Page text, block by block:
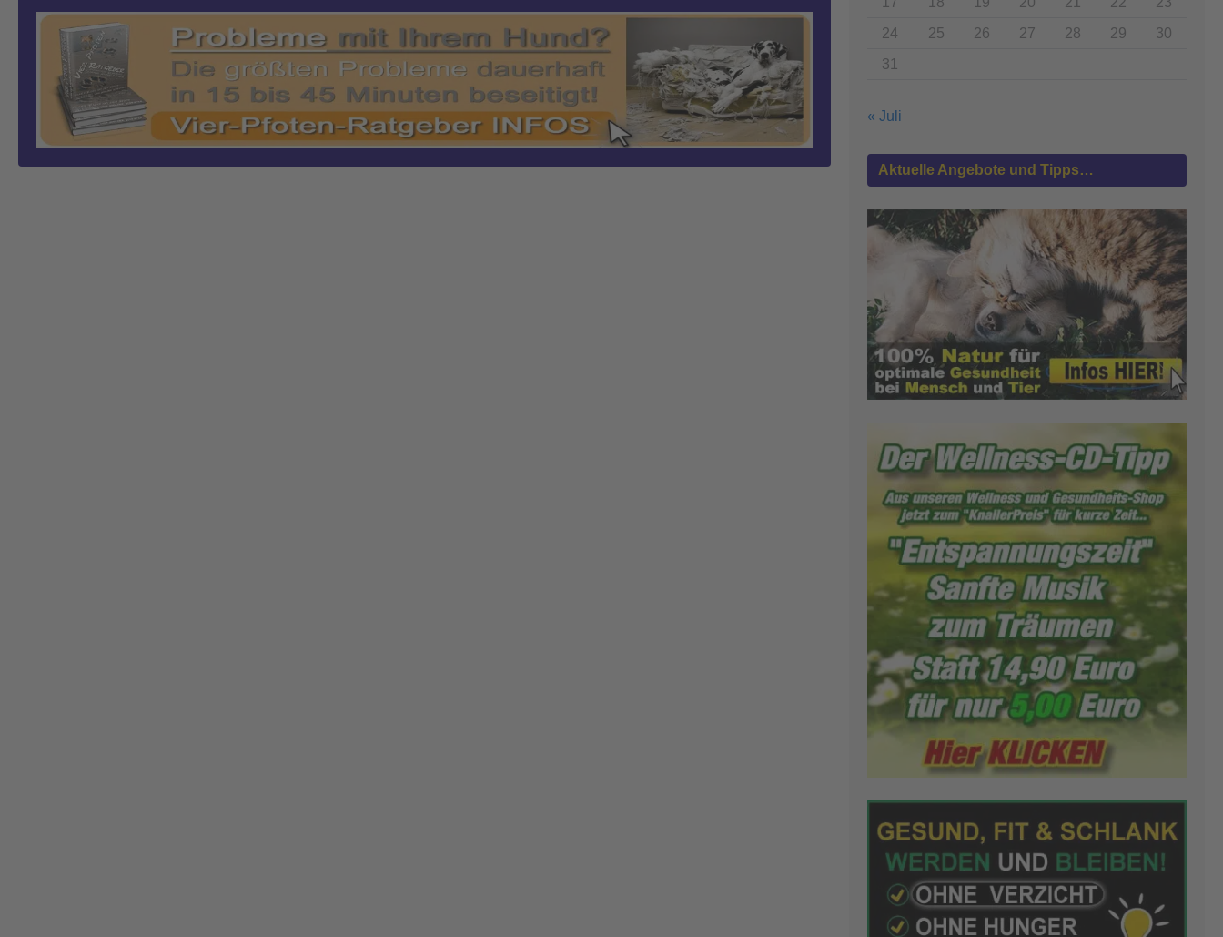
24
25 26 27 28 29
30
31
« Juli
Aktuelle Angebote und Tipps…